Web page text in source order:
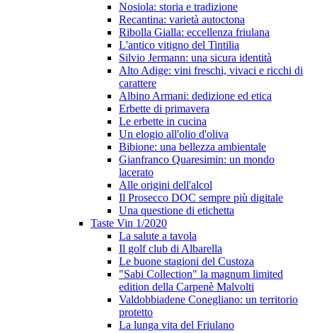
Nosiola: storia e tradizione
Recantina: varietà autoctona
Ribolla Gialla: eccellenza friulana
L'antico vitigno del Tintilia
Silvio Jermann: una sicura identità
Alto Adige: vini freschi, vivaci e ricchi di
carattere
Albino Armani: dedizione ed etica
Erbette di primavera
Le erbette in cucina
Un elogio all'olio d'oliva
Bibione: una bellezza ambientale
Gianfranco Quaresimin: un mondo
lacerato
Alle origini dell'alcol
Il Prosecco DOC sempre più digitale
Una questione di etichetta
Taste Vin 1/2020
La salute a tavola
Il golf club di Albarella
Le buone stagioni del Custoza
"Sabi Collection" la magnum limited
edition della Carpenè Malvolti
Valdobbiadene Conegliano: un territorio
protetto
La lunga vita del Friulano